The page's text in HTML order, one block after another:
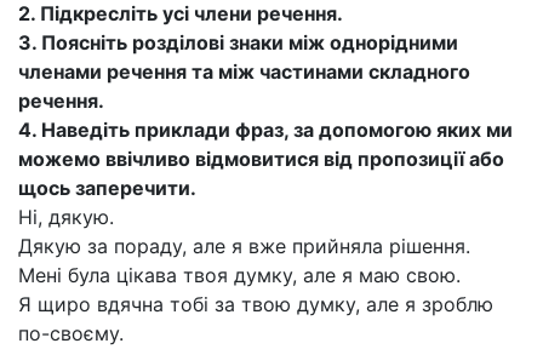
2. Підкресліть усі члени речення.
3. Поясніть розділові знаки між однорідними
членами речення та між частинами складного
речення.
4. Наведіть приклади фраз, за допомогою яких ми
можемо ввічливо відмовитися від пропозиції або
щось заперечити.
Ні, дякую.
Дякую за пораду, але я вже прийняла рішення.
Мені була цікава твоя думку, але я маю свою.
Я щиро вдячна тобі за твою думку, але я зроблю
по-своєму.